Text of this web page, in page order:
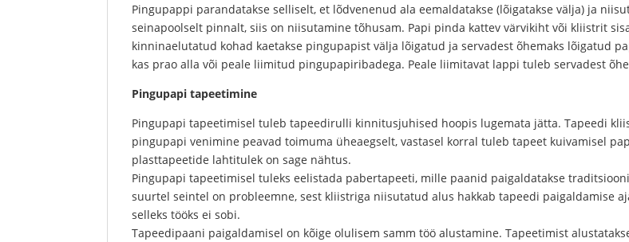
Pingupappi parandatakse selliselt, et lõdvenenud ala eemaldatakse (lõigatakse välja) ja
seinapoolselt pinnalt, siis on niisutamine tõhusam. Papi pinda kattev värvikiht või kliistrit
kinninaelutatud kohad kaetakse pingupapist välja lõigatud ja servadest õhemaks lõigatud
kas prao alla või peale liimitud pingupapiribadega. Peale liimitavat lappi tuleb servadest
Pingupapi tapeetimine
Pingupapi tapeetimisel tuleb tapeedirulli kinnitusjuhised hoopis lugemata jätta. Tapeedi
pingupapi venimine peavad toimuma üheaegselt, vastasel korral tuleb tapeet kuivamisel
plasttapeetide lahtitulek on sage nähtus.
Pingupapi tapeetimisel tuleks eelistada pabertapeeti, mille paanid paigaldatakse
suurtel seintel on probleemne, sest kliistriga niisutatud alus hakkab tapeedi paigaldamise
selleks tööks ei sobi.
Tapeedipaani paigaldamisel on kõige olulisem samm töö alustamine. Tapeetimist